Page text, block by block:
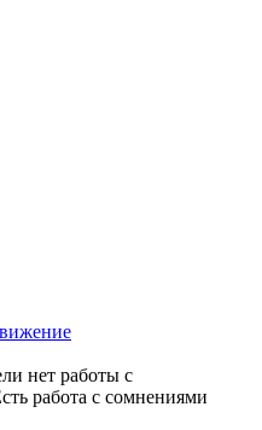
нет работы с
работа с сомнениями